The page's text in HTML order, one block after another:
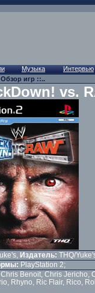
игр ::..
vs.
Издатель: THQ/
PlayStation 2;
Benoit, Chris
Rhyno, Ric Flair, Rico,